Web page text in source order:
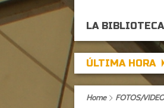
LA
ÚLTIMA HORA
DE EXPECTACIÓN, TARDE DE
Home FOTOS/